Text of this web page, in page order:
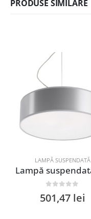
PRODUSE SIMILARE
LAMPĂ SUSPENDATĂ
501,47 lei